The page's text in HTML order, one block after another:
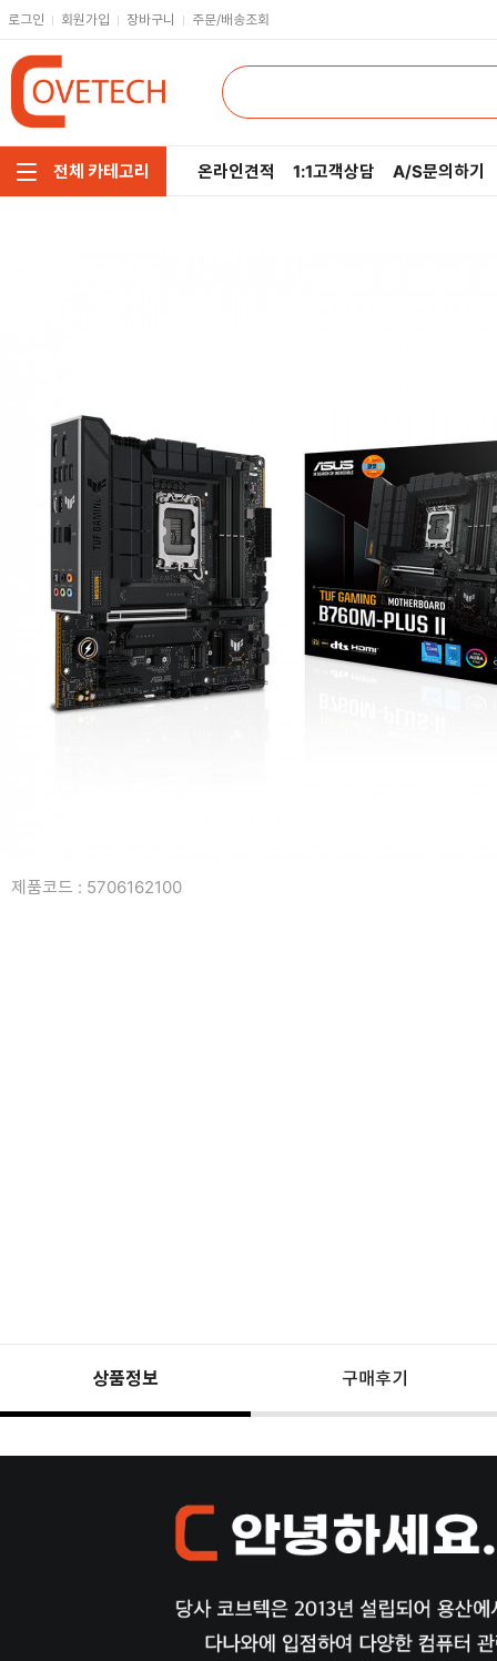
로그인 회원가입 장바구니 주문/배송조회
전체 카테고리
소프트웨어/멀티탭/공구
헤드셋/태블릿/휴대폰
복합기/프린터/사무기기
HDD
ODD
케이스
파워
키보드
마우스
온라인견적 1:1고객상담 A/S문의하기
제품코드 : 5706162100
상품정보 구매후기